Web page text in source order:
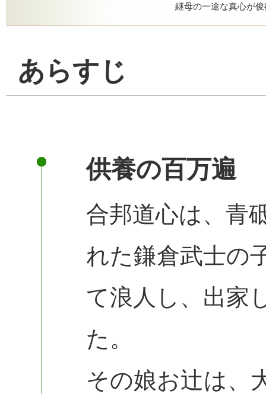
継母の一途な真心が
あらすじ
供養の百万遍
合邦道心は、青
れた鎌倉武士の
て浪人し、出家
た。
その娘お辻は、